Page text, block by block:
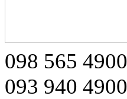
098 565 4900
093 940 4900